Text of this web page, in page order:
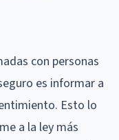
con personas
es informar a
Esto lo
a la ley más